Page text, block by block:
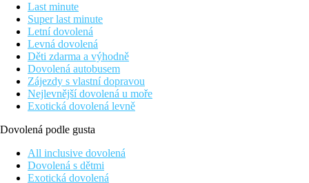
Charakter okolí a nadmořská výška 621 m zařazují Lúčky do
klimatické oblasti tatranských horských pásem. Léčí se zde
především
ženské nemoci a poruchy plodnosti. Hosté jsou ubytováni
v léčebných
domech Choč (zde se všichni hosté stravují), Liptov a
připojených
objektech. V LD Choč je kavárna, kinosál, knihovna, sál s TV a
květinářství se suvenýry. Pořádají se zde výlety do Vysokých
Tater,
Demänovských jeskyní, Oravského Podzámku a na Oravskou
přehradu popř. do
Bešenové (cca 5 km). Součástí AQUA – VITAL Parku je
venkovní
Last minute
Super last minute
Letní dovolená
Levná dovolená
Děti zdarma a výhodně
Dovolená autobusem
Zájezdy s vlastní dopravou
Nejlevnější dovolená u moře
Exotická dovolená levně
Dovolená podle gusta
All inclusive dovolená
Dovolená s dětmi
Exotická dovolená